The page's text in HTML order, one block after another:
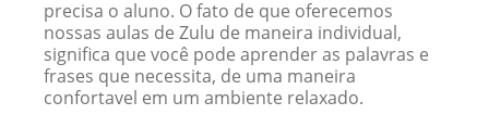
precisa o aluno. O fato de que oferecemos
nossas aulas de Zulu de maneira individual,
significa que você pode aprender as palavras e
frases que necessita, de uma maneira
confortavel em um ambiente relaxado.